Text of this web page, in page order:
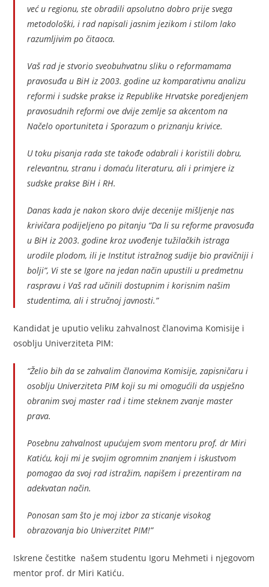
već u regionu, ste obradili apsolutno dobro prije svega
metodološki, i rad napisali jasnim jezikom i stilom lako
razumljivim po čitaoca.
Vaš rad je stvorio sveobuhvatnu sliku o reformamama
pravosuđa u BiH iz 2003. godine uz komparativnu analizu
reformi i sudske prakse iz Republike Hrvatske poredjenjem
pravosudnih reformi ove dvije zemlje sa akcentom na
Načelo oportuniteta i Sporazum o priznanju krivice.
U toku pisanja rada ste takođe odabrali i koristili dobru,
relevantnu, stranu i domaću literaturu, ali i primjere iz
sudske prakse BiH i RH.
Danas kada je nakon skoro dvije decenije mišljenje nas
krivičara podijeljeno po pitanju “Da li su reforme pravosuđa
u BiH iz 2003. godine kroz uvođenje tužilačkih istraga
urodile plodom, ili je Institut istražnog sudije bio pravičniji i
bolji”, Vi ste se Igore na jedan način upustili u predmetnu
raspravu i Vaš rad učinili dostupnim i korisnim našim
studentima, ali i stručnoj javnosti.”
Kandidat je uputio veliku zahvalnost članovima Komisije i
osoblju Univerziteta PIM:
“Želio bih da se zahvalim članovima Komisije, zapisničaru i
osoblju Univerziteta PIM koji su mi omogućili da uspješno
obranim svoj master rad i time steknem zvanje master
prava.
Posebnu zahvalnost upućujem svom mentoru prof. dr Miri
Katiću, koji mi je svojim ogromnim znanjem i iskustvom
pomogao da svoj rad istražim, napišem i prezentiram na
adekvatan način.
Ponosan sam što je moj izbor za sticanje visokog
obrazovanja bio Univerzitet PIM!”
Iskrene čestitke našem studentu Igoru Mehmeti i njegovom
mentor prof. dr Miri Katiću.